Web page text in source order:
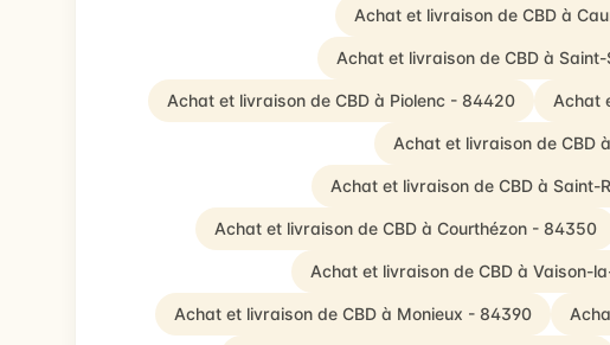
Achat et livraison de CBD à
Achat et livraison de CBD à
Achat et livraison de CBD à Piolenc - 84420 Achat
Achat et livraison de CBD
Achat et livraison de CBD à
Achat et livraison de CBD à Courthézon - 84350
Achat et livraison de CBD à Vaison-
Achat et livraison de CBD à Monieux - 84390